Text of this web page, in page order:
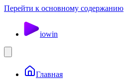
Перейти к основному содержанию
iowin
Главная